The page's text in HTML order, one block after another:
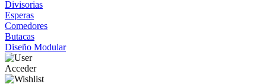
Divisorias
Esperas
Comedores
Butacas
Diseño Modular
Acceder